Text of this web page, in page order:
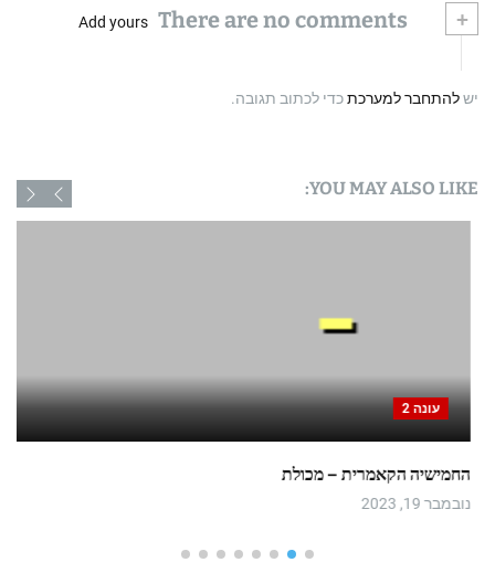
+
Add yours
ישלהתחבר למערכתכדי לכתוב תגובה.
YOU MAY ALSO LIKE:
עונה 2
החמישיה הקאמרית – מכולת
נובמבר 19, 2023